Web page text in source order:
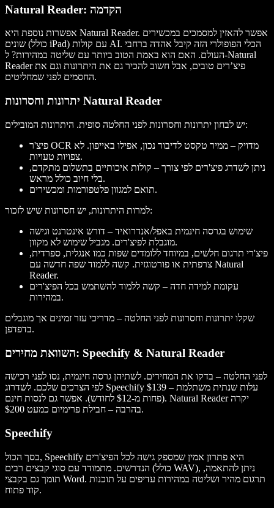
Natural Reader: הקדמה
אפשרות נוספת היא Natural Reader. אפשר להאזין למסמכים במכשירים
שונים (כולל iPad) עם קולות AI. הכלי הפופולרי הזה קיבל אהדה ברחבי
העולם. האם הוא באמת הטוב ביותר עם שליטה במהירות? ל-Natural
Reader פיצ’רים טובים, אבל חשוב להכיר גם את היתרונות וגם את
החסמים לפני שמחליטים.
יתרונות וחסרונות Natural Reader
יש לבחון יתרונות וחסרונות לפני החלטה סופית. היתרונות המובילים:
פיצ'ר OCR מדויק – ממיר טקסט לדיבור נכון, אפילו באייפון. לא
צפויות טעויות.
ניתן לשדרג פיצ'רים לפי צורך – קולות איכותיים בתשלום מתקדם,
בלי חיוב כולל מראש.
תואם למגוון פלטפורמות ומכשירים.
למרות היתרונות, יש חסרונות שיש לזכור:
שימוש בגרסה חינמית באפל/אנדרואיד – דורש אינטרנט וגישה
מוגבלת לפיצ'רים. מגביל שימוש לא מקוון.
פיצ'רי תרגום חלשים, במיוחד ללומדים שפות כמו אנגלית, ספרדית,
צרפתית או פורטוגזית. קשה ללמוד שפה חדשה עם Natural
Reader.
עקומת למידה חדה – קשה ללמוד להשתמש בכל הפיצ'רים
במהירות.
שקלו יתרונות וחסרונות לפני החלטה – מדריכי עזר זמינים אך מוגבלים
בדפדפן.
השוואת מחירים: Speechify & Natural Reader
לפני החלטה – בדקו את המחירים. לשתיהן גרסה חינמית, נסו לפני רכישה
לפי הצרכים שלכם. לשדרוג Speechify עלות שנתית משתלמת – $139
(פחות מ-$12 לחודש). אפשר גם לנסות חינם. Natural Reader יקרה
בהרבה – חבילת פרימיום כמעט $200.
Speechify
בסך הכול, Speechify היא פתרון אמין שמספק גישה לכל הפיצ'רים
הנדרשים. מתמודד עם סוגי קבצים רבים (כולל WAV), ניתן להתאמה,
תומך גם בקבצי Word. תרגום מהיר ושליטה במהירות עדיפים על תוכנות
קוד פתוח.